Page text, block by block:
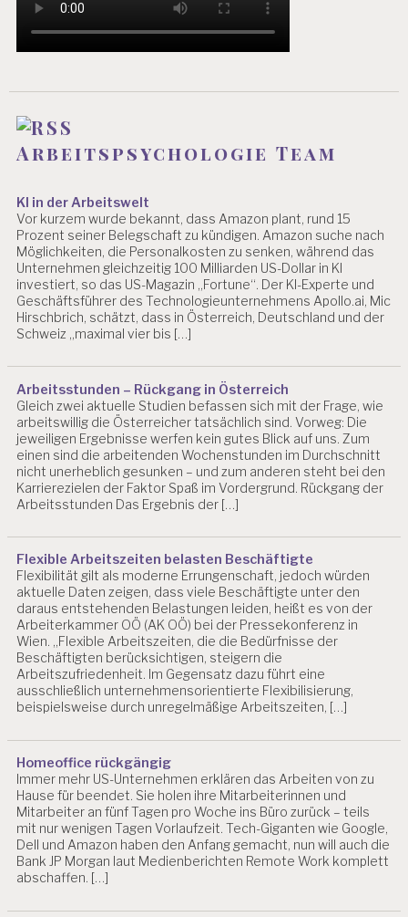
G
K
R
B
T
S
P
S
Y
C
H
O
L
E
A
R
B
E
I
T
S
Y
C
H
O
L
O
G
I
R
B
E
I
T
S
P
S
Arbeitspsychologie Team
KI in der Arbeitswelt
Vor kurzem wurde bekannt, dass Amazon plant, rund 15
Prozent seiner Belegschaft zu kündigen. Amazon suche nach
Möglichkeiten, die Personalkosten zu senken, während das
Unternehmen gleichzeitig 100 Milliarden US-Dollar in KI
investiert, so das US-Magazin „Fortune“. Der KI-Experte und
Geschäftsführer des Technologieunternehmens Apollo.ai, Mic
Hirschbrich, schätzt, dass in Österreich, Deutschland und der
Schweiz „maximal vier bis […]
Arbeitsstunden – Rückgang in Österreich
Gleich zwei aktuelle Studien befassen sich mit der Frage, wie
arbeitswillig die Österreicher tatsächlich sind. Vorweg: Die
jeweiligen Ergebnisse werfen kein gutes Blick auf uns. Zum
einen sind die arbeitenden Wochenstunden im Durchschnitt
nicht unerheblich gesunken – und zum anderen steht bei den
Karrierezielen der Faktor Spaß im Vordergrund. Rückgang der
Arbeitsstunden Das Ergebnis der […]
Flexible Arbeitszeiten belasten Beschäftigte
Flexibilität gilt als moderne Errungenschaft, jedoch würden
aktuelle Daten zeigen, dass viele Beschäftigte unter den
daraus entstehenden Belastungen leiden, heißt es von der
Arbeiterkammer OÖ (AK OÖ) bei der Pressekonferenz in
Wien. „Flexible Arbeitszeiten, die die Bedürfnisse der
Beschäftigten berücksichtigen, steigern die
Arbeitszufriedenheit. Im Gegensatz dazu führt eine
ausschließlich unternehmensorientierte Flexibilisierung,
beispielsweise durch unregelmäßige Arbeitszeiten, […]
Homeoffice rückgängig
Immer mehr US-Unternehmen erklären das Arbeiten von zu
Hause für beendet. Sie holen ihre Mitarbeiterinnen und
Mitarbeiter an fünf Tagen pro Woche ins Büro zurück – teils
mit nur wenigen Tagen Vorlaufzeit. Tech-Giganten wie Google,
Dell und Amazon haben den Anfang gemacht, nun will auch die
Bank JP Morgan laut Medienberichten Remote Work komplett
abschaffen. […]